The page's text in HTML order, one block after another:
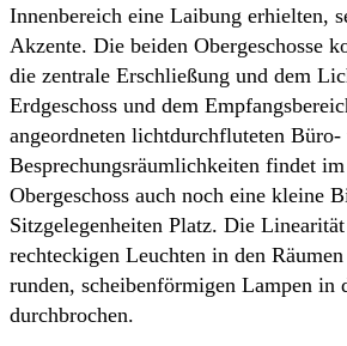
Innenbereich eine Laibung erhielten,
Akzente. Die beiden Obergeschosse
die zentrale Erschließung und dem
Erdgeschoss und dem
angeordneten lichtdurchfluteten Büro-
Besprechungsräumlichkeiten findet im
Obergeschoss auch noch eine kleine
Sitzgelegenheiten Platz. Die
rechteckigen Leuchten in den
runden, scheibenförmigen Lampen in
durchbrochen.